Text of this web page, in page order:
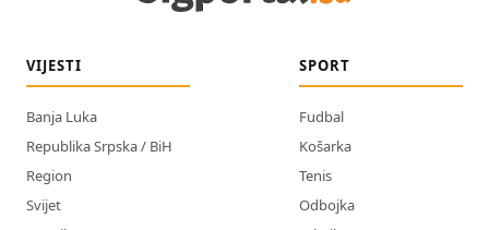
VIJESTI
Banja Luka
Republika Srpska / BiH
Region
Svijet
SPORT
Fudbal
Košarka
Tenis
Odbojka